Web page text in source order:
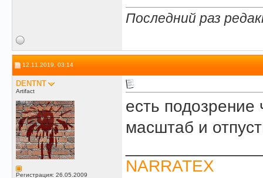
Последний раз
12.11.2019, 03:14
DENTNT
Artifact
Регистрация: 26.05.2009
есть
масштаб и
NARRATEX